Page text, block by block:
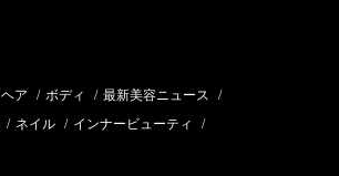
ヘア / ボディ / 最新美容ニュース /
/ ネイル / インナービューティ /